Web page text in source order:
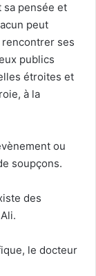
sa pensée et
peut
ses
publics
étroites et
à la
ou
soupçons.
des
le docteur